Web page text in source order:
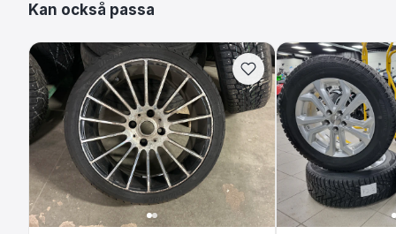
Kan också passa